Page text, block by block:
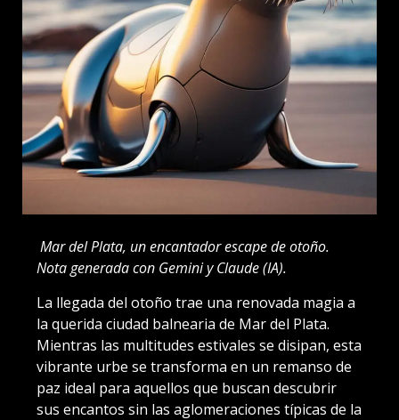
Mar del Plata, un encantador escape de otoño.
Nota generada con Gemini y Claude (IA).
La llegada del otoño trae una renovada magia a
la querida ciudad balnearia de Mar del Plata.
Mientras las multitudes estivales se disipan, esta
vibrante urbe se transforma en un remanso de
paz ideal para aquellos que buscan descubrir
sus encantos sin las aglomeraciones típicas de la